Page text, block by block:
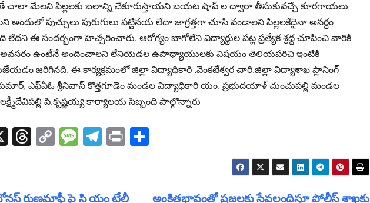
చాలా మేలని పిల్లలకు బలాన్ని చేకూరుస్తాయని బయట షాప్ ల ద్వారా తీసుకువచ్చే కూరగాయలు
అందులో పుచ్చులు పురుగులు పట్టినయ లేదా జాగ్రత్తగా చూసి వండాలని పిల్లలకేదైనా అనర్ధం
లేదని ఈ సందర్భంగా హెచ్చరించారు. ఆరోగ్యం బాగోలేని విద్యార్థుల పట్ల ప్రత్యేక శ్రద్ధ చూపించి వారికి
ఉంటేనే అందించాలని లేనియెడల ఉపాధ్యాయులకు విషయం తెలియపరిచి ఇంటికి
జరిగినది. ఈ కార్యక్రమంలో జిల్లా విద్యాధికారి .వెంకటేశ్వర చారి,జిల్లా విద్యాశాఖ ప్లానింగ్
ఎఫ్ఏఓ శ్రీనివాస్ కొత్తగూడెం మండల విద్యాధికారి యం. ప్రభుదయాళ్ చుంచుపల్లి మండల
పి.కృష్ణయ్య కార్యాలయ సిబ్బంది పాల్గొన్నారు
X
T
a
C
y
M
a
T
gr
Pr
e
అంకితభావంతో ప్రజలకు సేవలందిస్తూ పోలీస్ శాఖకు
బోనస్ రుణమాఫీ పై సి యం టేలీ